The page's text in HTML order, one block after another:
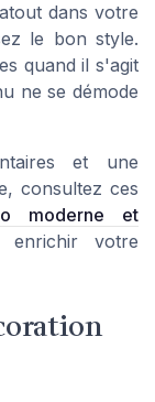
dans votre
le bon style.
quand il s'agit
ne se démode
et une
consultez ces
moderne et
enrichir votre